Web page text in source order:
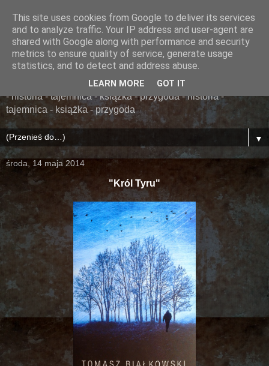
......... ZAPOMNIANA
BIBLIOTEKA ........
książka - przygoda - historia - tajemnica - książka - przygoda
- historia - tajemnica - książka - przygoda - historia -
tajemnica - książka - przygoda
▼
środa, 14 maja 2014
"Król Tyru"
This site uses cookies from Google to deliver its services
and to analyze traffic. Your IP address and user-agent are
shared with Google along with performance and security
metrics to ensure quality of service, generate usage
statistics, and to detect and address abuse.
LEARN MORE GOT IT